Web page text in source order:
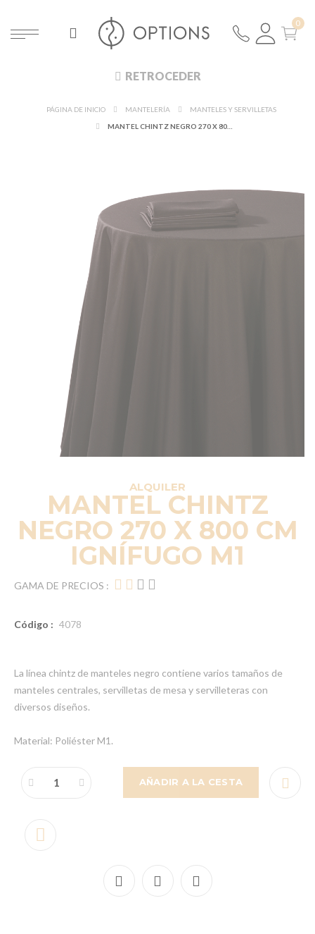
RETROCEDER
PÁGINA DE INICIO MANTELERÍA
MANTELES Y SERVILLETAS
ALQUILER
MANTEL CHINTZ
NEGRO 270 X 800 CM
IGNÍFUGO M1
GAMA DE PRECIOS :
Código : 4078
La línea chintz de manteles negro contiene varios tamaños de
manteles centrales, servilletas de mesa y servilleteras con
diversos diseños.
Material: Poliéster M1.
AÑADIR A LA CESTA